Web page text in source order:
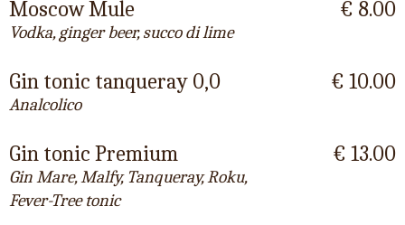
Moscow Mule
Vodka, ginger beer, succo di lime
€ 8.00
Gin tonic tanqueray 0,0
Analcolico
€ 10.00
Gin tonic Premium
Gin Mare, Malfy, Tanqueray, Roku,
Fever-Tree tonic
€ 13.00